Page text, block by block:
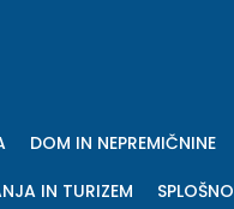
DOM IN NEPREMIČNINE
IN TURIZEM
SPLOŠNO